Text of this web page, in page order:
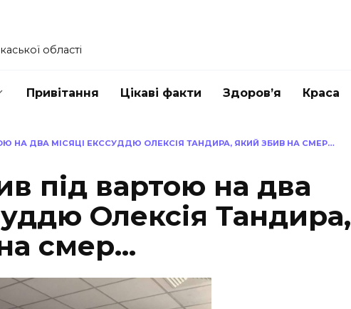
області
Привітання Цікаві факти Здоров’я Краса
НА ДВА МІСЯЦІ ЕКССУДДЮ ОЛЕКСІЯ ТАНДИРА, ЯКИЙ ЗБИВ НА СМЕР…
під вартою на два
Олексія Тандира,
смер…